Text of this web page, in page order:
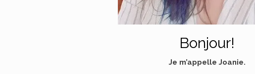
Bonjour!
Je m’appelle Joanie.